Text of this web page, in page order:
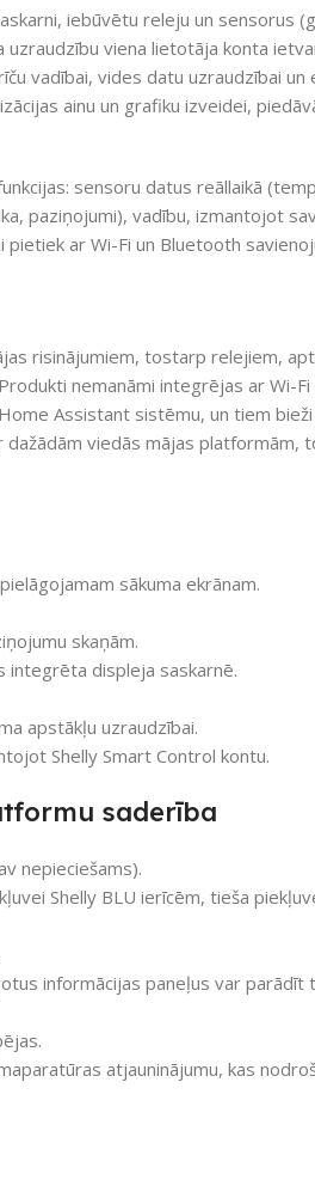
iebūvētu releju un sensorus
viena lietotāja konta
vadībai, vides datu uzraudzībai un
ainu un grafiku izveidei,
sensoru datus reāllaikā
paziņojumi), vadību, izmantojot
ar Wi-Fi un Bluetooth
risinājumiem, tostarp relejiem,
nemanāmi integrējas ar Wi-
Assistant sistēmu, un tiem
dažādām viedās mājas platformām,
sākuma ekrānam.
skaņām.
integrēta displeja saskarnē.
apstākļu uzraudzībai.
Shelly Smart Control kontu.
saderība
nepieciešams).
Shelly BLU ierīcēm, tieša
informācijas paneļus var parādīt
atjauninājumu, kas